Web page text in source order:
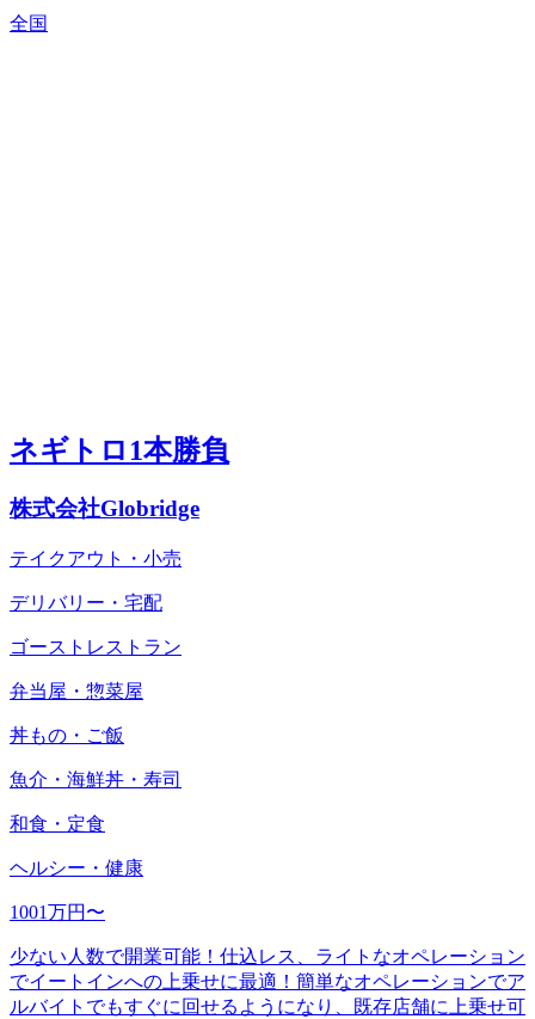
全国
ネギトロ1本勝負
株式会社Globridge
テイクアウト・小売
デリバリー・宅配
ゴーストレストラン
弁当屋・惣菜屋
丼もの・ご飯
魚介・海鮮丼・寿司
和食・定食
ヘルシー・健康
1001万円〜
少ない人数で開業可能！仕込レス、ライトなオペレーション
でイートインへの上乗せに最適！簡単なオペレーションでア
ルバイトでもすぐに回せるようになり、既存店舗に上乗せ可